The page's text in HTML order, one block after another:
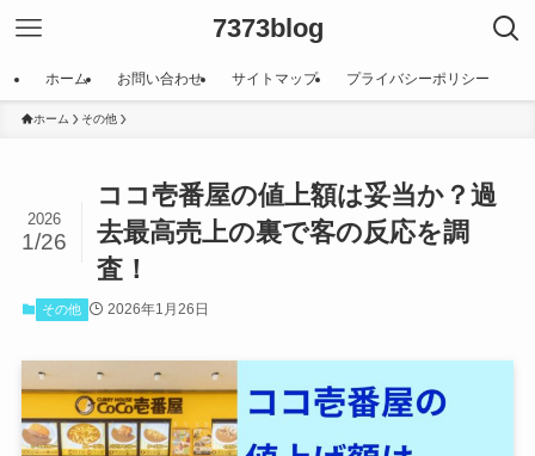
7373blog
ホーム お問い合わせ サイトマップ プライバシーポリシー
ホーム その他
ココ壱番屋の値上額は妥当か？過
去最高売上の裏で客の反応を調
査！
2026
1/26
その他 2026年1月26日